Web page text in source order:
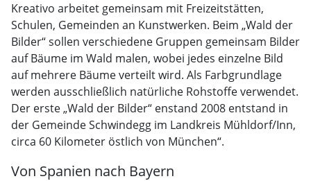
Kreativo arbeitet gemeinsam mit Freizeitstätten,
Schulen, Gemeinden an Kunstwerken. Beim „Wald der
Bilder“ sollen verschiedene Gruppen gemeinsam Bilder
auf Bäume im Wald malen, wobei jedes einzelne Bild
auf mehrere Bäume verteilt wird. Als Farbgrundlage
werden ausschließlich natürliche Rohstoffe verwendet.
Der erste „Wald der Bilder“ enstand 2008 entstand in
der Gemeinde Schwindegg im Landkreis Mühldorf/Inn,
circa 60 Kilometer östlich von München“.
Von Spanien nach Bayern